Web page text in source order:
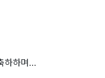
환은 더 이상 선택이 아
의료 전체가 나아가야
건강 수명을 실질적으
하하며…